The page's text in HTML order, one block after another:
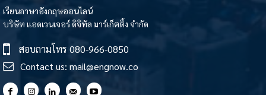
เรียนภาษาอังกฤษออนไลน์
บริษัท แอดเวนเจอร์ ดิจิทัล มาร์เก็ตติ้ง จำกัด
สอบถามโทร 080-966-0850
Contact us: mail@engnow.co